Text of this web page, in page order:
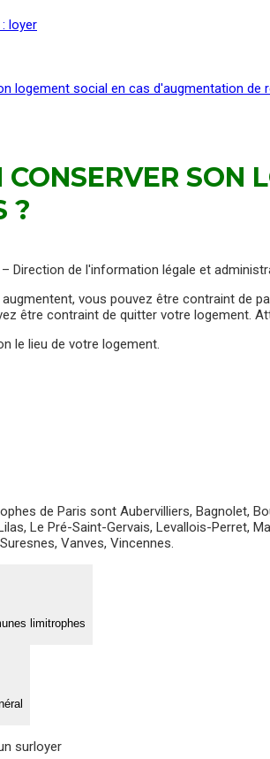
loyer
logement social en cas d'augmentation de
CONSERVER SON
?
Direction de l'information légale et
vous pouvez être contraint de
être contraint de quitter votre logement.
le lieu de votre logement.
de Paris sont Aubervilliers, Bagnolet,
Le Pré-Saint-Gervais, Levallois-Perret,
Vanves, Vincennes.
limitrophes
surloyer